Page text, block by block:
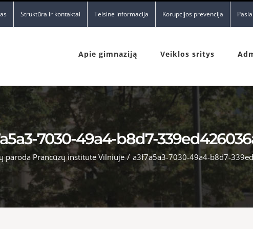
Struktūra ir kontaktai Teisinė informacija Korupcijos prevencija
Apie gimnaziją Veiklos sritys
7030-49a4-b8d7-
paroda Prancūzų institute Vilniuje / a3f7a5a3-7030-49a4-b8d7-